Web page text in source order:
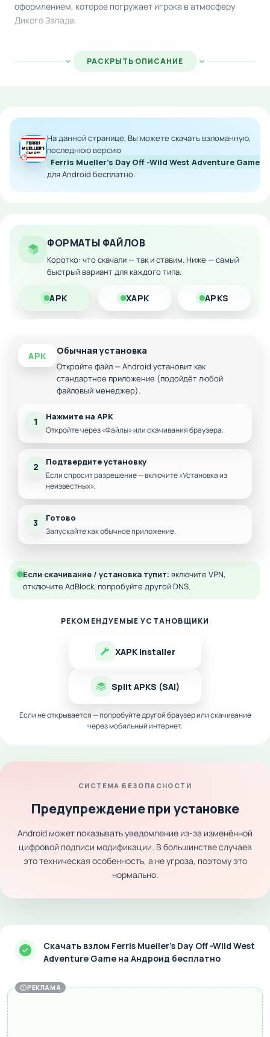
оформлением, которое погружает игрока в атмосферу
Дикого Запада.
— главному герою срочно требуется отыскать своего
исчезнувшего мула. Для успешного завершения поиска
Если вы застряли на каком-либо этапе, не волнуйтесь —
встроенная система подсказок всегда придет на помощь и
направит вас в правильном направлении.
контентом
Детективный сюжет с интригующим
расследованием
взаимодействия
Головоломки и логические задачи различной
Стилизованная графика в западном стиле
РАСКРЫТЬ ОПИСАНИЕ
На данной странице, Вы можете скачать взломанную,
последнюю версию
Ferris Mueller's Day Off -Wild West Adventure Game
для Android бесплатно.
ФОРМАТЫ ФАЙЛОВ
Коротко: что скачали — так и ставим. Ниже — самый
быстрый вариант для каждого типа.
APK XAPK APKS
APK Обычная установка
Откройте файл — Android установит как
стандартное приложение (подойдёт любой
файловый менеджер).
1 Нажмите на APK
Откройте через «Файлы» или скачивания браузера.
2 Подтвердите установку
Если спросит разрешение — включите «Установка из
неизвестных».
3 Готово
Запускайте как обычное приложение.
Если скачивание / установка тупит: включите VPN,
отключите AdBlock, попробуйте другой DNS.
РЕКОМЕНДУЕМЫЕ УСТАНОВЩИКИ
XAPK Installer
Split APKS (SAI)
Если не открывается — попробуйте другой браузер или скачивание
через мобильный интернет.
СИСТЕМА БЕЗОПАСНОСТИ
Предупреждение при установке
Android может показывать уведомление из-за изменённой
цифровой подписи модификации. В большинстве случаев
это техническая особенность, а не угроза, поэтому это
нормально.
Скачать взлом Ferris Mueller's Day Off -Wild West
Adventure Game на Андроид бесплатно
РЕКЛАМА